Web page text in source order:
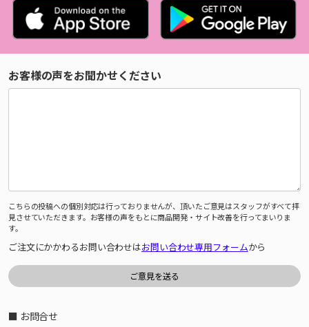
お客様の声をお聞かせください
こちらの投稿への個別対応は行っておりませんが、頂いたご意見はスタッフがすべて拝
見させていただきます。お客様の声をもとに商品開発・サイト改善を行ってまいりま
す。
ご注文にかかわるお問い合わせはお問い合わせ専用フォームから
■ お問合せ